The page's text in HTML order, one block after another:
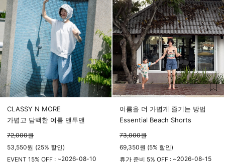
CLASSY N MORE
가볍고 담백한 여름 맨투맨
72,000원
53,550원 (25% 할인)
EVENT 15% OFF : ~2026-08-10
여름을 더 가볍게 즐기는 방법
Essential Beach Shorts
73,000원
69,350원 (5% 할인)
휴가 준비 5% OFF : ~2026-08-15